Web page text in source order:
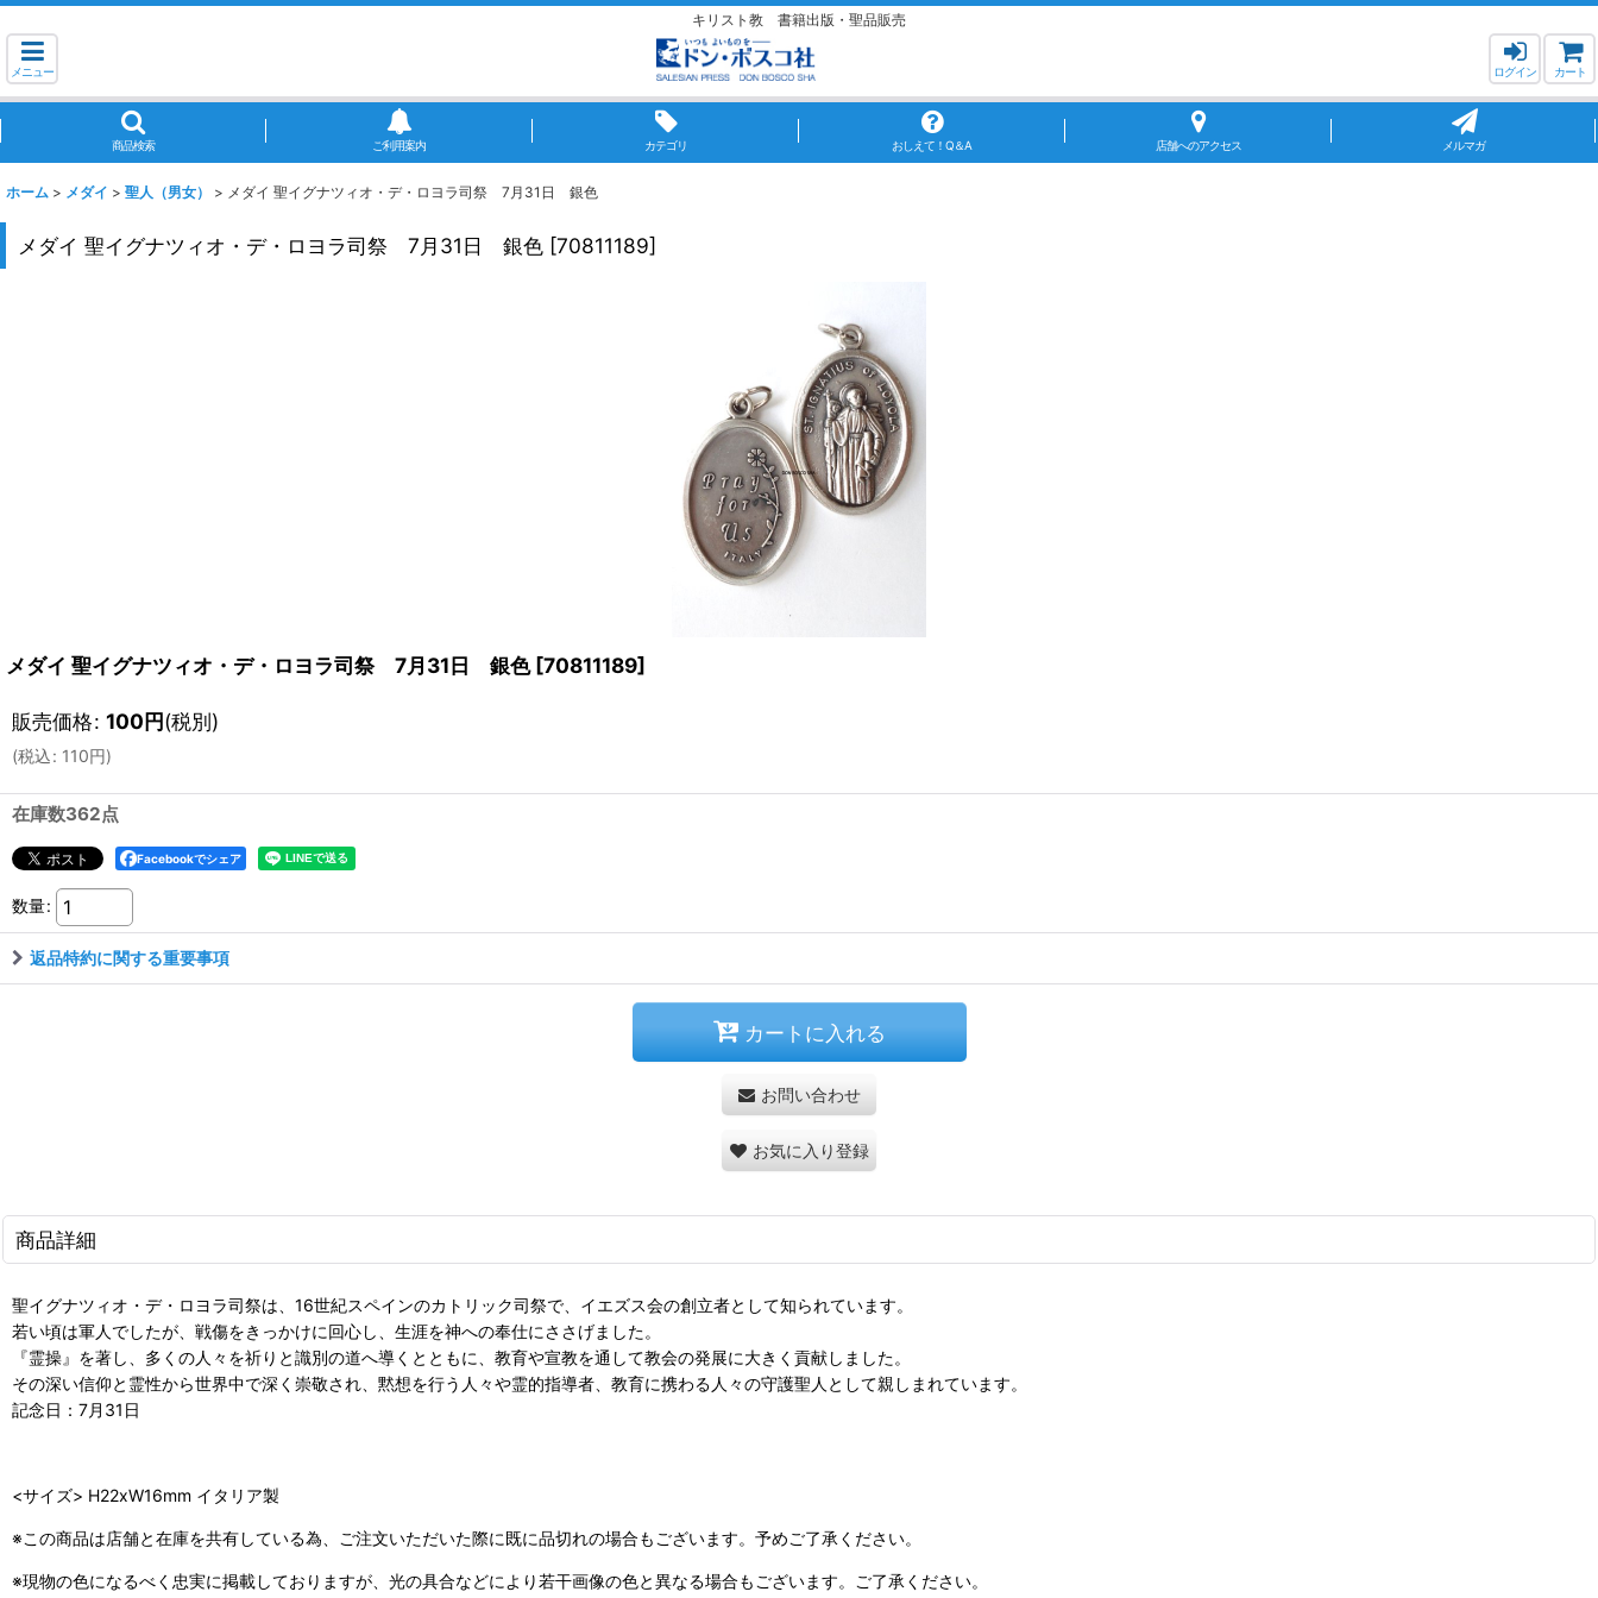
キリスト教 書籍出版・聖品販売
メニュー ログイン カート
商品検索 ご利用案内 カテゴリ おしえて！Q＆A 店舗へのアクセス メルマガ
ホーム > メダイ > 聖人（男女） > メダイ 聖イグナツィオ・デ・ロヨラ司祭 7月31日 銀色
メダイ 聖イグナツィオ・デ・ロヨラ司祭 7月31日 銀色 [70811189]
メダイ 聖イグナツィオ・デ・ロヨラ司祭 7月31日 銀色 [70811189]
販売価格: 100円(税別)
(税込: 110円)
在庫数362点
Facebookでシェア
数量:
返品特約に関する重要事項
カートに入れる
お問い合わせ
お気に入り登録
商品詳細
聖イグナツィオ・デ・ロヨラ司祭は、16世紀スペインのカトリック司祭で、イエズス会の創立者として知られています。
若い頃は軍人でしたが、戦傷をきっかけに回心し、生涯を神への奉仕にささげました。
『霊操』を著し、多くの人々を祈りと識別の道へ導くとともに、教育や宣教を通して教会の発展に大きく貢献しました。
その深い信仰と霊性から世界中で深く崇敬され、黙想を行う人々や霊的指導者、教育に携わる人々の守護聖人として親しまれています。
記念日：7月31日
<サイズ> H22xW16mm イタリア製
※この商品は店舗と在庫を共有している為、ご注文いただいた際に既に品切れの場合もございます。予めご了承ください。
※現物の色になるべく忠実に掲載しておりますが、光の具合などにより若干画像の色と異なる場合もございます。ご了承ください。